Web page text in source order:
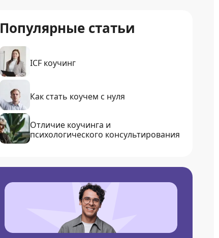
Популярные статьи
ICF коучинг
Как стать коучем с нуля
Отличие коучинга и
психологического консультирования